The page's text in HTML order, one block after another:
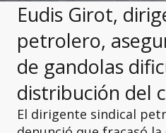
Eudis Girot,
petrolero,
de gandolas
distribución del
El dirigente sindical